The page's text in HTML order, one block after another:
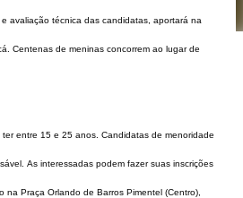
avaliação técnica das candidatas, aportará na
Centenas de meninas concorrem ao lugar de
entre 15 e 25 anos. Candidatas de menoridade
As interessadas podem fazer suas inscrições
Praça Orlando de Barros Pimentel (Centro),